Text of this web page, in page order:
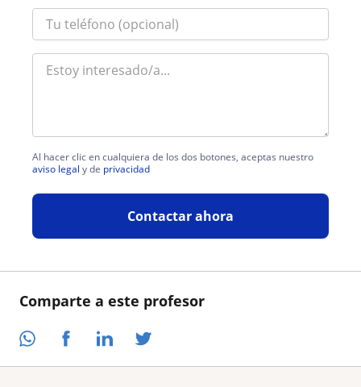
Comparte a este profesor
Al hacer clic en cualquiera de los dos botones, aceptas nuestro
aviso legal y de privacidad
Contactar ahora